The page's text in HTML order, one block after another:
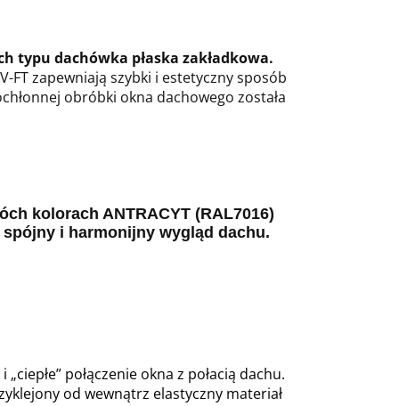
typu dachówka płaska zakładkowa.
FT zapewniają szybki i estetyczny sposób
obróbki okna dachowego została
kolorach ANTRACYT (RAL7016)
i harmonijny wygląd dachu.
połączenie okna z połacią dachu.
od wewnątrz elastyczny materiał